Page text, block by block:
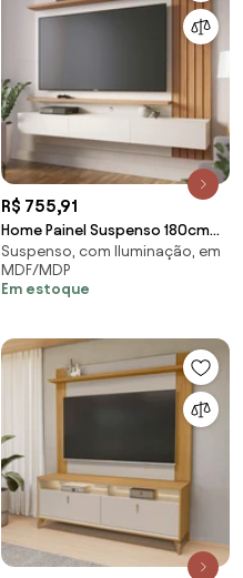
R$ 755,91
Home Painel Suspenso 180cm
Ripado Railay Off White/Freijó
G73 - Gran Belo
Suspenso, com Iluminação, em
MDF/MDP
Em estoque